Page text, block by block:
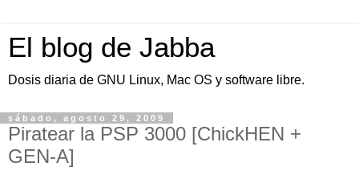
El blog de Jabba
Dosis diaria de GNU Linux, Mac OS y software libre.
sábado, agosto 29, 2009
Piratear la PSP 3000 [ChickHEN +
GEN-A]